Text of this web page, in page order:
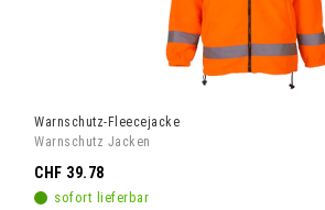
Warnschutz-Fleecejacke
Warnschutz Jacken
sofort lieferbar
CHF 39.78